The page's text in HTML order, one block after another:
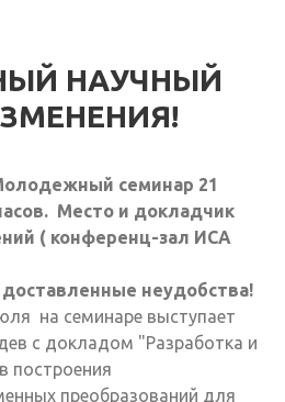
НАУЧНЫЙ
семинар 21
Место и докладчик
( конференц-зал ИСА
неудобства!
на семинаре выступает
с докладом "Разработка и
построения
преобразований для